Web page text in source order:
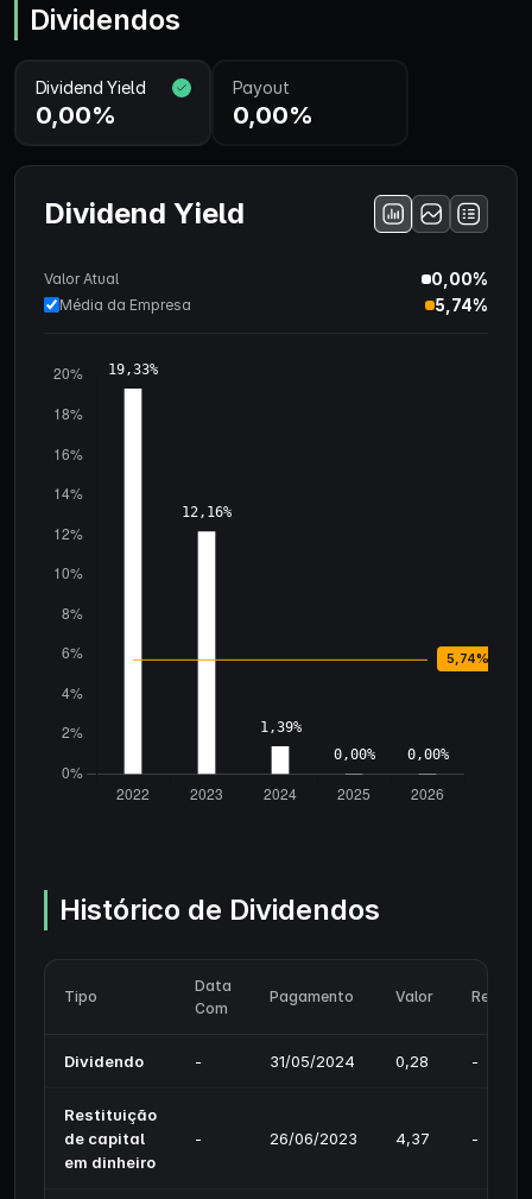
Dividendos
Dividend Yield
0,00%
Payout
0,00%
Dividend Yield
Valor Atual 0,00%
Média da Empresa 5,74%
Histórico de Dividendos
Tipo
Data
Com
Pagamento Valor
Dividendo - 31/05/2024 0,28 -
Restituição
de capital
em dinheiro
- 26/06/2023 4,37 -